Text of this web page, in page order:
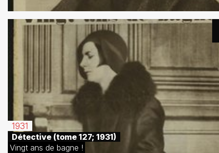
1931
Détective (tome 127; 1931)
Vingt ans de bagne !